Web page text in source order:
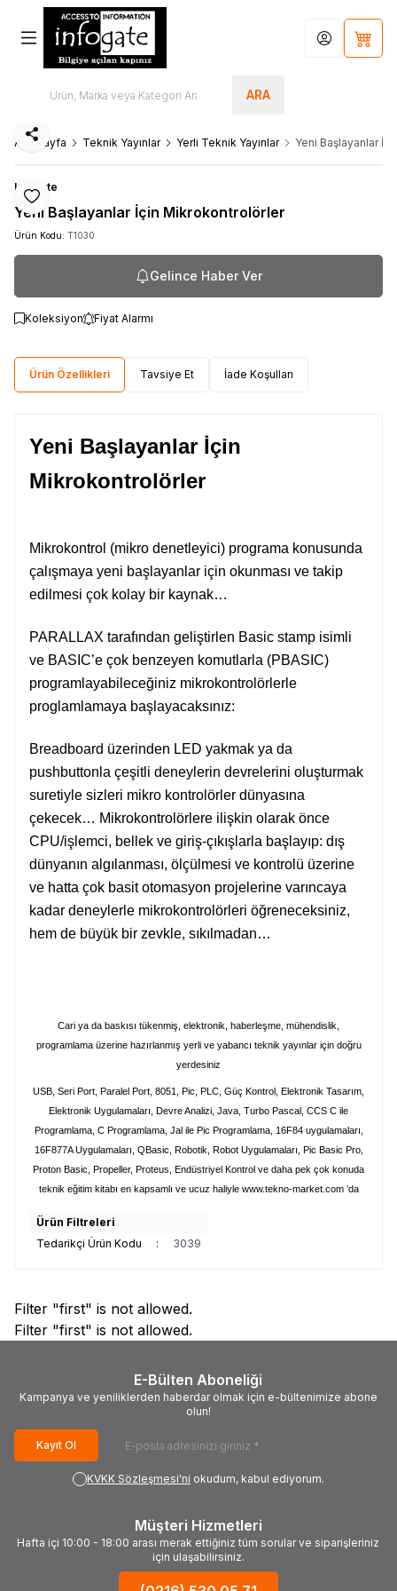
ARA
Hesabım
Ana Sayfa Teknik Yayınlar Yerli Teknik Yayınlar Yeni Başlayanlar
Favoriye Ekle
Paylaş
Infogate
Yeni Başlayanlar İçin Mikrokontrolörler
Ürün Kodu: T1030
Gelince Haber Ver
Koleksiyon Fiyat Alarmı
Ürün Özellikleri Tavsiye Et İade Koşulları
Yeni Başlayanlar İçin
Mikrokontrolörler
Mikrokontrol (mikro denetleyici) programa konusunda
çalışmaya yeni başlayanlar için okunması ve takip
edilmesi çok kolay bir kaynak…
PARALLAX tarafından geliştirlen Basic stamp isimli
ve BASIC’e çok benzeyen komutlarla (PBASIC)
programlayabileceğiniz mikrokontrolörlerle
proglamlamaya başlayacaksınız:
Breadboard üzerinden LED yakmak ya da
pushbuttonla çeşitli deneylerin devrelerini oluşturmak
suretiyle sizleri mikro kontrolörler dünyasına
çekecek… Mikrokontrolörlere ilişkin olarak önce
CPU/işlemci, bellek ve giriş-çıkışlarla başlayıp: dış
dünyanın algılanması, ölçülmesi ve kontrolü üzerine
ve hatta çok basit otomasyon projelerine varıncaya
kadar deneylerle mikrokontrolörleri öğreneceksiniz,
hem de büyük bir zevkle, sıkılmadan…
Cari ya da baskısı tükenmiş, elektronik, haberleşme, mühendislik,
programlama üzerine hazırlanmış yerli ve yabancı teknik yayınlar için doğru
yerdesiniz
USB, Seri Port, Paralel Port, 8051, Pic, PLC, Güç Kontrol, Elektronik Tasarım,
Elektronik Uygulamaları, Devre Analizi, Java, Turbo Pascal, CCS C ile
Programlama, C Programlama, Jal ile Pic Programlama, 16F84 uygulamaları,
16F877A Uygulamaları, QBasic, Robotik, Robot Uygulamaları, Pic Basic Pro,
Proton Basic, Propeller, Proteus, Endüstriyel Kontrol ve daha pek çok konuda
teknik eğitim kitabı en kapsamlı ve ucuz haliyle www.tekno-market.com’da
Ürün Filtreleri
Tedarikçi Ürün Kodu
: 3039
Filter "first" is not allowed.
Filter "first" is not allowed.
E-Bülten Aboneliği
Kampanya ve yeniliklerden haberdar olmak için e-bültenimize abone
olun!
Kayıt Ol
KVKK Sözleşmesi'ni okudum, kabul ediyorum.
Müşteri Hizmetleri
Hafta içi 10:00 - 18:00 arası merak ettiğiniz tüm sorular ve siparişleriniz
için ulaşabilirsiniz.